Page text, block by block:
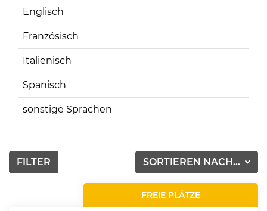
Englisch
Französisch
Italienisch
Spanisch
sonstige Sprachen
SORTIEREN NACH...
FILTER
FREIE PLÄTZE